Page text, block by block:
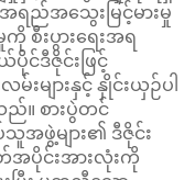
ည်အသွေးမြင့်မားမှု
စီးပွားရေးအရ
ပိုင်ဒီဇိုင်းဖြင့်
များနှင့် နှိုင်းယှဉ်ပါ
ည်။ စားပွဲတင်
အဖွဲ့များ၏ ဒီဇိုင်း
အပိုင်းအားလုံးကို